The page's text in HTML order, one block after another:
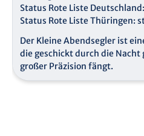
Status Rote Liste
Status Rote Liste Thüringen:
Der Kleine Abendsegler ist
die geschickt durch die
großer Präzision fängt.